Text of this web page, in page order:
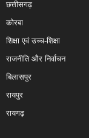
छत्तीसगढ़
कोरबा
शिक्षा एवं उच्च-शिक्षा
राजनीति और निर्वाचन
बिलासपुर
रायपुर
रायगढ़